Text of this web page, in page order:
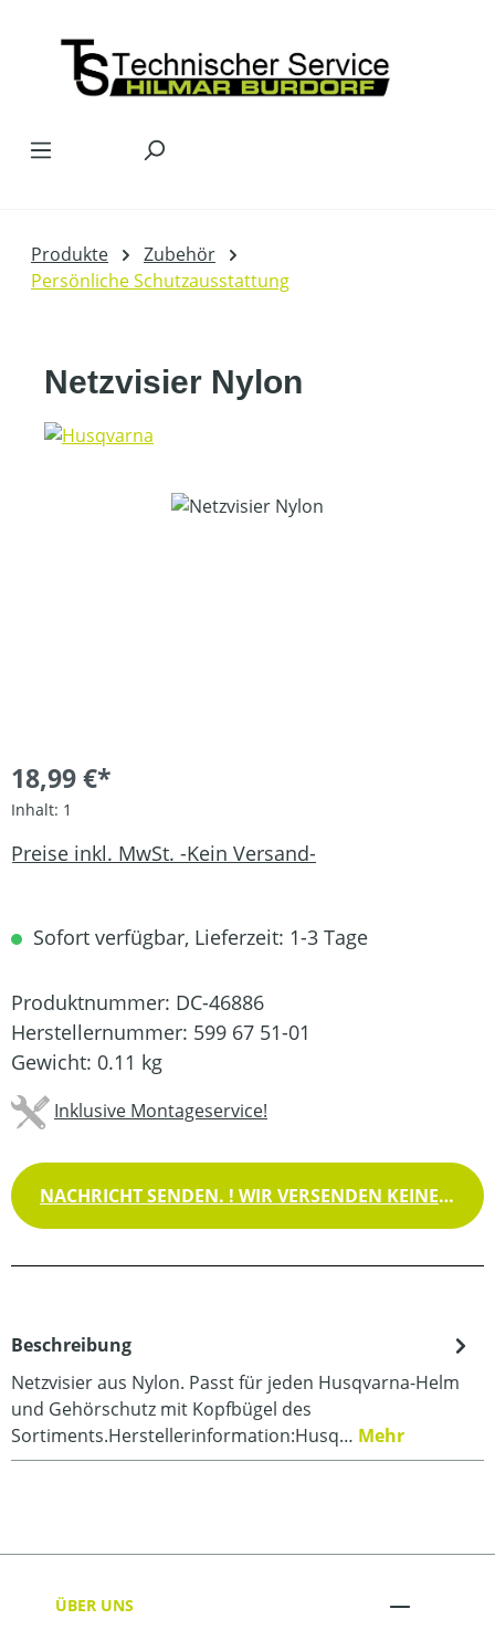
Produkte
Zubehör
Persönliche Schutzausstattung
Netzvisier Nylon
Bildergalerie überspringen
18,99 €*
Inhalt: 1
Preise inkl. MwSt. -Kein Versand-
Sofort verfügbar, Lieferzeit: 1-3 Tage
Produktnummer: DC-46886
Herstellernummer: 599 67 51-01
Gewicht: 0.11 kg
Inklusive Montageservice!
NACHRICHT SENDEN. ! WIR VERSENDEN KEINE WAREN !
Beschreibung
Netzvisier aus Nylon. Passt für jeden Husqvarna-Helm
und Gehörschutz mit Kopfbügel des
Sortiments.Herstellerinformation:Husq… Mehr
ÜBER UNS